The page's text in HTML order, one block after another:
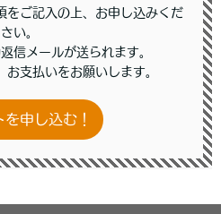
をご記入の上、お申し込みくだ
さい。
信メールが送られます。
お支払いをお願いします。
を申し込む！